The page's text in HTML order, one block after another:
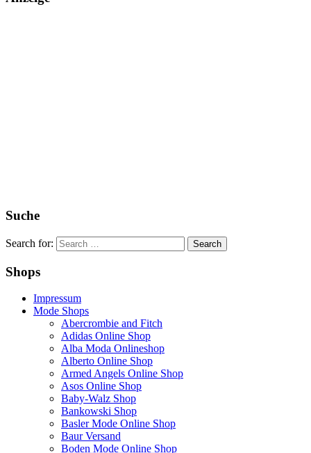
Suche
Search for:
Shops
Impressum
Mode Shops
Abercrombie and Fitch
Adidas Online Shop
Alba Moda Onlineshop
Alberto Online Shop
Armed Angels Online Shop
Asos Online Shop
Baby-Walz Shop
Bankowski Shop
Basler Mode Online Shop
Baur Versand
Boden Mode Online Shop